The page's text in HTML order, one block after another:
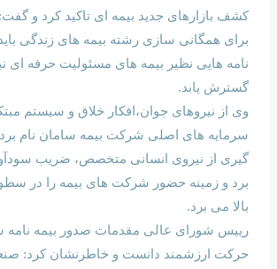
کشف بازارهای جدید بیمه ای تاکید کرد و
برای همگانی سازی رشته بیمه های زندگی
نامه هایی نظیر بیمه های مسئولیت حرفه ای
گسترش یابد.
وی از نیروهای جوان،افکار خلاق و سیستم
سرمایه های اصلی شرکت بیمه سامان نام برد
گیری از نیروی انسانی متخصص، ضریب
برد و زمینه حضور شرکت های بیمه را در
بالا می برد.
رییس شورای عالی مقدمات صدور بیمه نامه
حرکت ارزشمند دانست و خاطرنشان کرد: